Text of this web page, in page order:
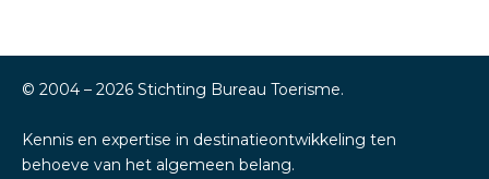
© 2004 – 2026 Stichting Bureau Toerisme.
Kennis en expertise in destinatieontwikkeling ten
behoeve van het algemeen belang.